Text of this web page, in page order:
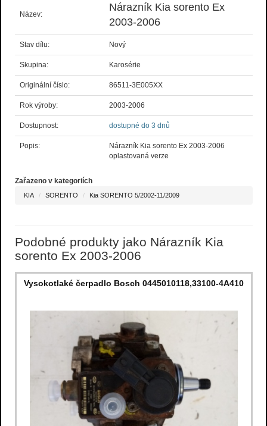
Název:
Nárazník Kia sorento Ex
2003-2006
Stav dílu: Nový
Skupina: Karosérie
Originální číslo: 86511-3E005XX
Rok výroby: 2003-2006
Dostupnost: dostupné do 3 dnů
Popis:
Nárazník Kia sorento Ex 2003-2006
oplastovaná verze
Zařazeno v kategoriích
KIA SORENTO Kia SORENTO 5/2002-11/2009
Podobné produkty jako Nárazník Kia
sorento Ex 2003-2006
Vysokotlaké čerpadlo Bosch 0445010118,33100-4A410